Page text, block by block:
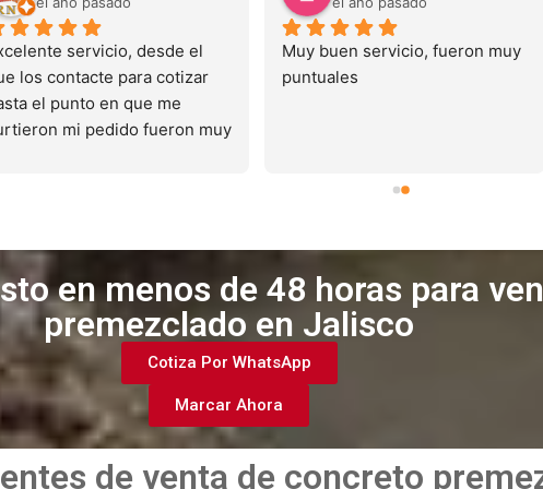
servicio, desde el
los contacte para cotizar
el punto en que me
mi pedido fueron muy
Muy buen servicio, fueron muy
puntuales
en menos de 48 horas para
premezclado en Jalisco
Cotiza Por WhatsApp
Marcar Ahora
de venta de concreto